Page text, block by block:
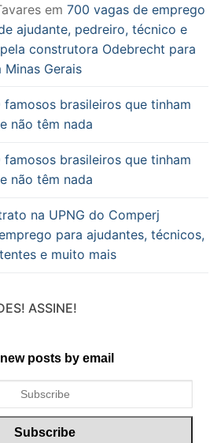
em 700 vagas de emprego
ajudante, pedreiro, técnico e
construtora Odebrecht para
Gerais
famosos brasileiros que tinham
não têm nada
famosos brasileiros que tinham
não têm nada
na UPNG do Comperj
para ajudantes, técnicos,
e muito mais
ASSINE!
posts by email